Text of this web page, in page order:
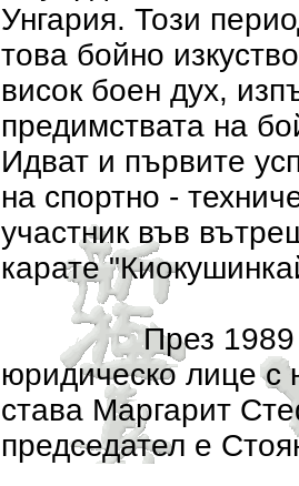
Унгария. Този
това бойно
висок боен дух,
предимствата на
Идват и първите
на спортно -
участник във
карате
През 1989 год.
юридическо лице с
става Маргарит
председател е